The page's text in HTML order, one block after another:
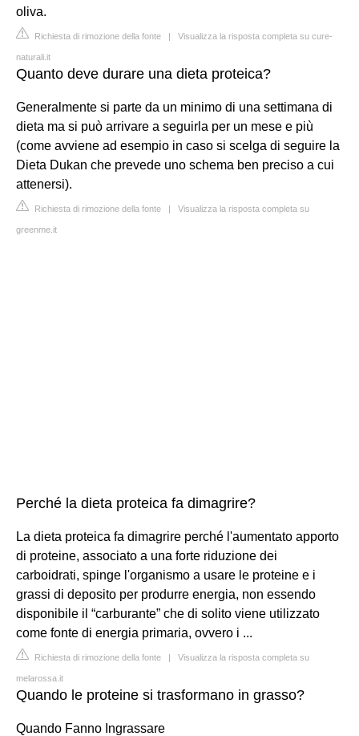
oliva.
Richiesta di rimozione della fonte | Visualizza la risposta completa su cure-
naturali.it
Quanto deve durare una dieta proteica?
Generalmente si parte da un minimo di una settimana di
dieta ma si può arrivare a seguirla per un mese e più
(come avviene ad esempio in caso si scelga di seguire la
Dieta Dukan che prevede uno schema ben preciso a cui
attenersi).
Richiesta di rimozione della fonte | Visualizza la risposta completa su
greenme.it
Perché la dieta proteica fa dimagrire?
La dieta proteica fa dimagrire perché l'aumentato apporto
di proteine, associato a una forte riduzione dei
carboidrati, spinge l'organismo a usare le proteine e i
grassi di deposito per produrre energia, non essendo
disponibile il “carburante” che di solito viene utilizzato
come fonte di energia primaria, ovvero i ...
Richiesta di rimozione della fonte | Visualizza la risposta completa su
melarossa.it
Quando le proteine si trasformano in grasso?
Quando Fanno Ingrassare